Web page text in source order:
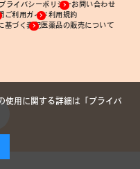
プライバシーポリシーお問い合わせ
基づく表記医薬品の販売について
ご利用ガイド利用規約
使用に関する詳細は「 プライバ